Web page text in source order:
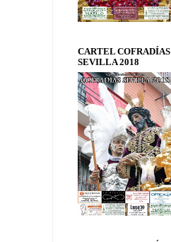
CARTEL COFRADÍAS
SEVILLA 2018